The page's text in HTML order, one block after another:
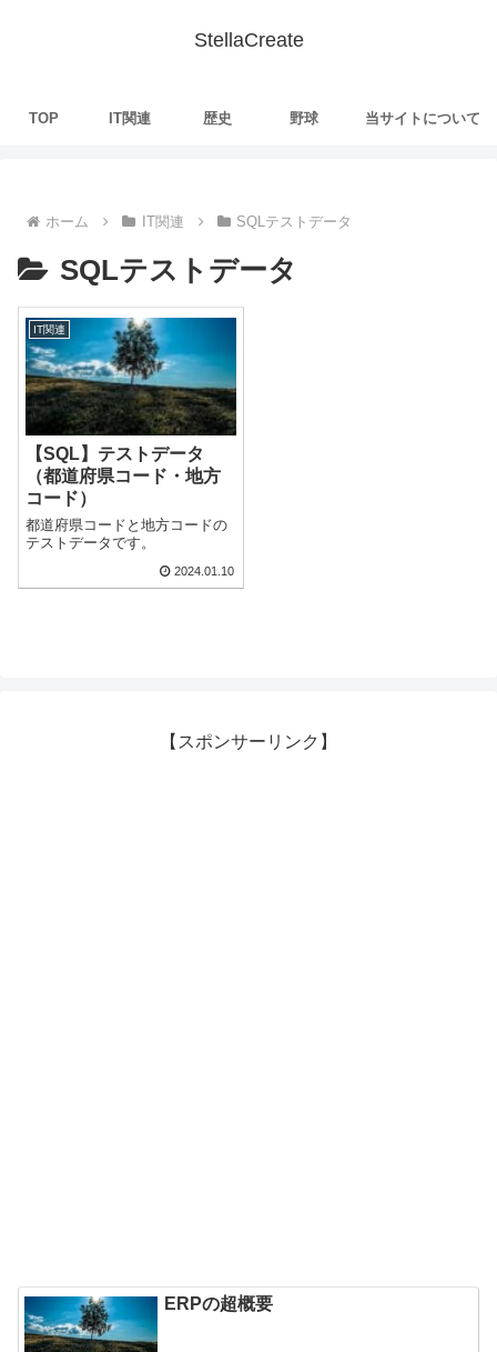
StellaCreate
TOP IT関連 歴史 野球 当サイトについて
ホーム IT関連 SQLテストデータ
SQLテストデータ
IT関連
【SQL】テストデータ
（都道府県コード・地方
コード）
都道府県コードと地方コードの
テストデータです。
2024.01.10
【スポンサーリンク】
ERPの超概要